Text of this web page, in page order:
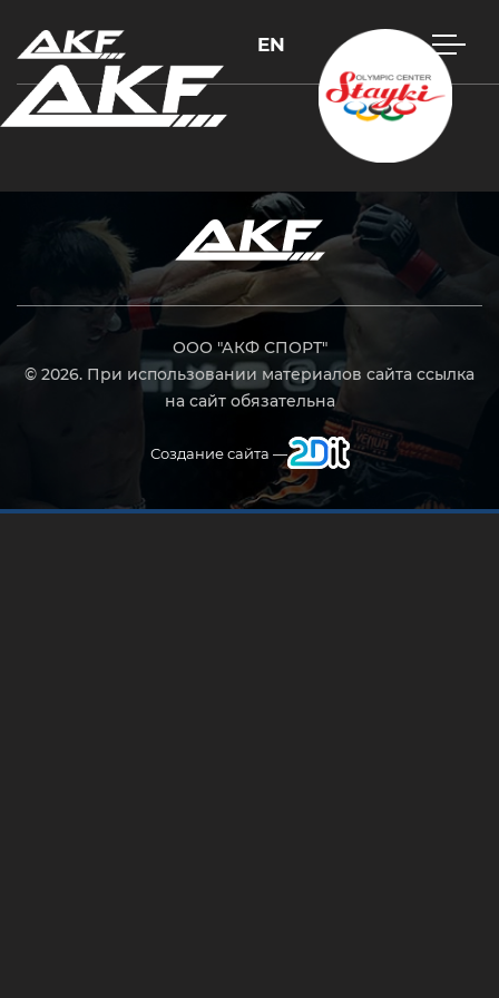
EN
ООО "АКФ СПОРТ"
© 2026. При использовании материалов сайта ссылка
на сайт обязательна
Создание сайта —
Нажмите Enter для поиска или Esc, чтобы закрыть